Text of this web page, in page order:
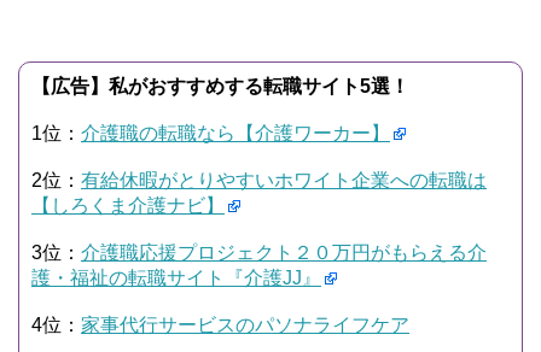
【広告】私がおすすめする転職サイト5選！
1位： 介護職の転職なら【介護ワーカー】
2位： 有給休暇がとりやすいホワイト企業への転職は
【しろくま介護ナビ】
3位： 介護職応援プロジェクト２０万円がもらえる介
護・福祉の転職サイト『介護JJ』
4位： 家事代行サービスのパソナライフケア